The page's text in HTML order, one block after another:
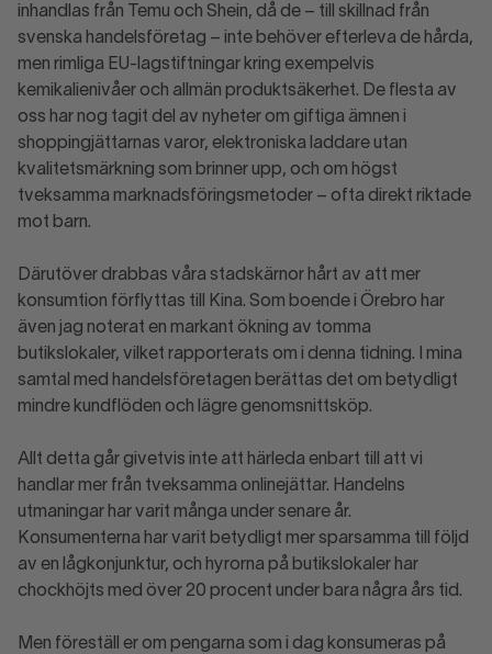
inhandlas från Temu och Shein, då de – till skillnad från
svenska handelsföretag – inte behöver efterleva de hårda,
men rimliga EU-lagstiftningar kring exempelvis
kemikalienivåer och allmän produktsäkerhet. De flesta av
oss har nog tagit del av nyheter om giftiga ämnen i
shoppingjättarnas varor, elektroniska laddare utan
kvalitetsmärkning som brinner upp, och om högst
tveksamma marknadsföringsmetoder – ofta direkt riktade
mot barn.
Därutöver drabbas våra stadskärnor hårt av att mer
konsumtion förflyttas till Kina. Som boende i Örebro har
även jag noterat en markant ökning av tomma
butikslokaler, vilket rapporterats om i denna tidning. I mina
samtal med handelsföretagen berättas det om betydligt
mindre kundflöden och lägre genomsnittsköp.
Allt detta går givetvis inte att härleda enbart till att vi
handlar mer från tveksamma onlinejättar. Handelns
utmaningar har varit många under senare år.
Konsumenterna har varit betydligt mer sparsamma till följd
av en lågkonjunktur, och hyrorna på butikslokaler har
chockhöjts med över 20 procent under bara några års tid.
Men föreställ er om pengarna som i dag konsumeras på